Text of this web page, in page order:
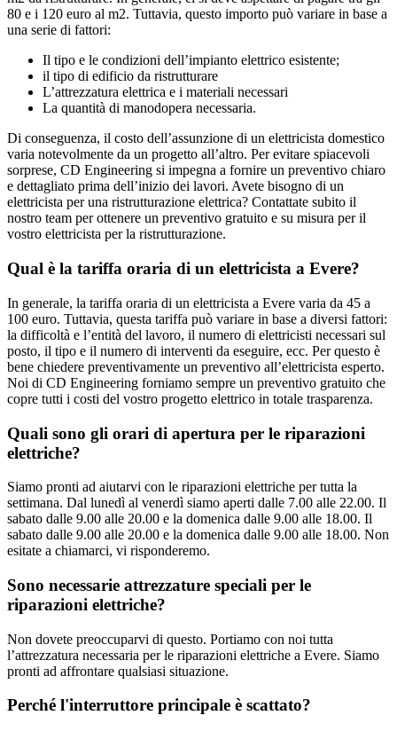
80 e i 120 euro al m2. Tuttavia, questo importo può variare in base a
una serie di fattori:
Il tipo e le condizioni dell’impianto elettrico esistente;
il tipo di edificio da ristrutturare
L’attrezzatura elettrica e i materiali necessari
La quantità di manodopera necessaria.
Di conseguenza, il costo dell’assunzione di un elettricista domestico
varia notevolmente da un progetto all’altro. Per evitare spiacevoli
sorprese, CD Engineering si impegna a fornire un preventivo chiaro
e dettagliato prima dell’inizio dei lavori. Avete bisogno di un
elettricista per una ristrutturazione elettrica? Contattate subito il
nostro team per ottenere un preventivo gratuito e su misura per il
vostro elettricista per la ristrutturazione.
Qual è la tariffa oraria di un elettricista a Evere?
In generale, la tariffa oraria di un elettricista a Evere varia da 45 a
100 euro. Tuttavia, questa tariffa può variare in base a diversi fattori:
la difficoltà e l’entità del lavoro, il numero di elettricisti necessari sul
posto, il tipo e il numero di interventi da eseguire, ecc. Per questo è
bene chiedere preventivamente un preventivo all’elettricista esperto.
Noi di CD Engineering forniamo sempre un preventivo gratuito che
copre tutti i costi del vostro progetto elettrico in totale trasparenza.
Quali sono gli orari di apertura per le riparazioni
elettriche?
Siamo pronti ad aiutarvi con le riparazioni elettriche per tutta la
settimana. Dal lunedì al venerdì siamo aperti dalle 7.00 alle 22.00. Il
sabato dalle 9.00 alle 20.00 e la domenica dalle 9.00 alle 18.00. Il
sabato dalle 9.00 alle 20.00 e la domenica dalle 9.00 alle 18.00. Non
esitate a chiamarci, vi risponderemo.
Sono necessarie attrezzature speciali per le
riparazioni elettriche?
Non dovete preoccuparvi di questo. Portiamo con noi tutta
l’attrezzatura necessaria per le riparazioni elettriche a Evere. Siamo
pronti ad affrontare qualsiasi situazione.
Perché l'interruttore principale è scattato?